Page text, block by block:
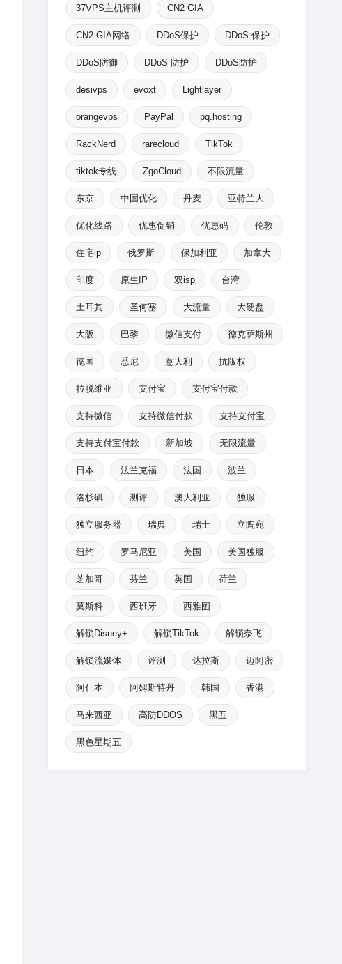
37VPS主机评测 CN2 GIA
CN2 GIA网络 DDoS保护 DDoS 保护
DDoS防御 DDoS 防护 DDoS防护
desivps evoxt Lightlayer
orangevps PayPal pq.hosting
RackNerd rarecloud TikTok
tiktok专线 ZgoCloud 不限流量
东京 中国优化 丹麦 亚特兰大
优化线路 优惠促销 优惠码 伦敦
住宅ip 俄罗斯 保加利亚 加拿大
印度 原生IP 双isp 台湾
土耳其 圣何塞 大流量 大硬盘
大阪 巴黎 微信支付 德克萨斯州
德国 悉尼 意大利 抗版权
拉脱维亚 支付宝 支付宝付款
支持微信 支持微信付款 支持支付宝
支持支付宝付款 新加坡 无限流量
日本 法兰克福 法国 波兰
洛杉矶 测评 澳大利亚 独服
独立服务器 瑞典 瑞士 立陶宛
纽约 罗马尼亚 美国 美国独服
芝加哥 芬兰 英国 荷兰
莫斯科 西班牙 西雅图
解锁Disney+ 解锁TikTok 解锁奈飞
解锁流媒体 评测 达拉斯 迈阿密
阿什本 阿姆斯特丹 韩国 香港
马来西亚 高防DDOS 黑五
黑色星期五